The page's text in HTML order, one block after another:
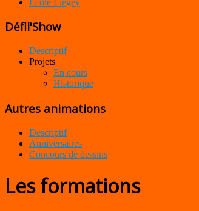
Défil'Show
Descriptif
Projets
En cours
Historique
Autres animations
Descriptif
Anniversaires
Concours de dessins
Les formations